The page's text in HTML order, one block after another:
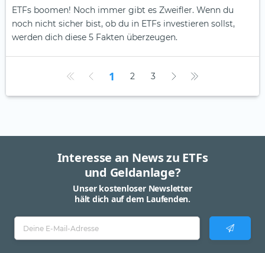
ETFs boomen! Noch immer gibt es Zweifler. Wenn du
noch nicht sicher bist, ob du in ETFs investieren sollst,
werden dich diese 5 Fakten überzeugen.
1 2 3
Interesse an News zu ETFs
und Geldanlage?
Unser kostenloser Newsletter
hält dich auf dem Laufenden.